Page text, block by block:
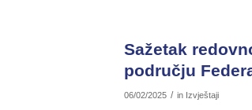
Sažetak
području
06/02/2025 / in Izvještaji